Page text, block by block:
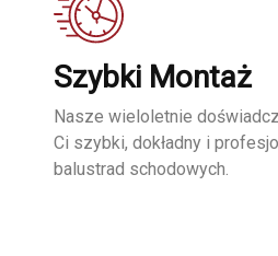
Szybki Montaż
Nasze wieloletnie
Ci szybki, dokładny i
balustrad schodowych.